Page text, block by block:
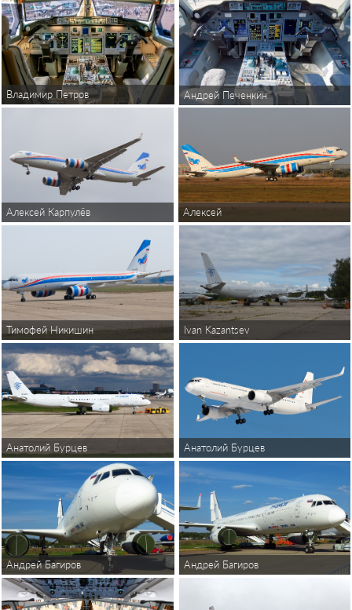
Владимир Петров Андрей Печенкин
Алексей Карпулёв Алексей
Тимофей Никишин Ivan Kazantsev
Анатолий Бурцев Анатолий Бурцев
Андрей Багиров Андрей Багиров